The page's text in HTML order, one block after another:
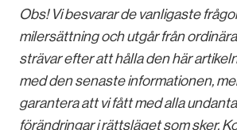
Obs! Vi besvarar de vanligaste
milersättning och utgår från
strävar efter att hålla den här
med den senaste informationen,
garantera att vi fått med alla
förändringar i rättsläget som sker.